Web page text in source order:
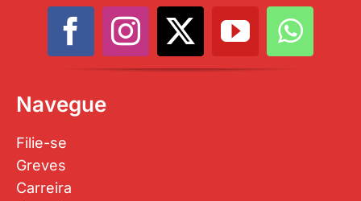
Navegue
Filie-se
Greves
Carreira